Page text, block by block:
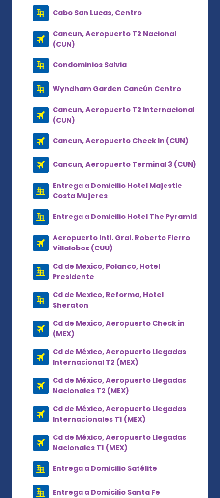
Cabo San Lucas, Centro
Cancun, Aeropuerto T2 Nacional
(CUN)
Condominios Salvia
Wyndham Garden Cancún Centro
Cancun, Aeropuerto T2 Internacional
(CUN)
Cancun, Aeropuerto Check In (CUN)
Cancun, Aeropuerto Terminal 3 (CUN)
Entrega a Domicilio Hotel Majestic
Costa Mujeres
Entrega a Domicilio Hotel The Pyramid
Aeropuerto Intl. Gral. Roberto Fierro
Villalobos (CUU)
Cd de Mexico, Polanco, Hotel
Presidente
Cd de Mexico, Reforma, Hotel
Sheraton
Cd de Mexico, Aeropuerto Check in
(MEX)
Cd de México, Aeropuerto Llegadas
Internacional T2 (MEX)
Cd de México, Aeropuerto Llegadas
Nacionales T2 (MEX)
Cd de México, Aeropuerto Llegadas
Internacionales T1 (MEX)
Cd de México, Aeropuerto Llegadas
Nacionales T1 (MEX)
Entrega a Domicilio Satélite
Entrega a Domicilio Santa Fe